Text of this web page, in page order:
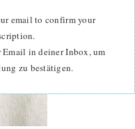
email to confirm your
Email in deiner Inbox, um
zu bestätigen.